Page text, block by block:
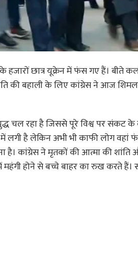
छात्र यूक्रेन में फंस गए हैं। बीते
की बहाली के लिए कांग्रेस ने आज
चल रहा है जिससे पूरे विश्व पर संकट के
लगी है लेकिन अभी भी काफी लोग वहां
कांग्रेस ने मृतकों की आत्मा की शांति
महंगी होने से बच्चे बाहर का रुख करते